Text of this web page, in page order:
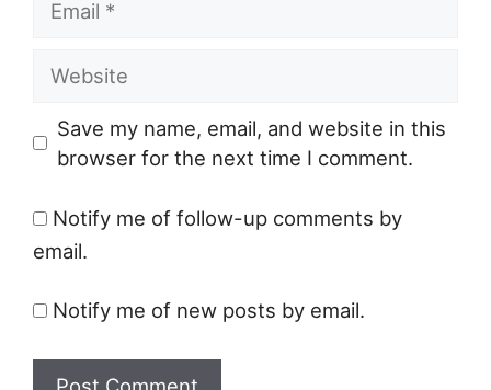
Website
Save my name, email, and website in this
browser for the next time I comment.
Notify me of follow-up comments by
email.
Notify me of new posts by email.